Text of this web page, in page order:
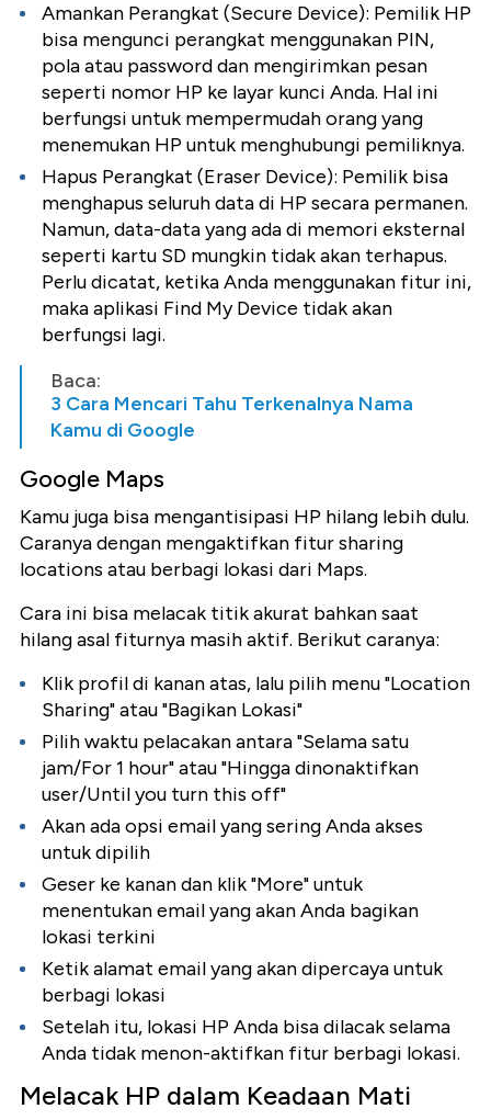
Amankan Perangkat (Secure Device): Pemilik HP
bisa mengunci perangkat menggunakan PIN,
pola atau password dan mengirimkan pesan
seperti nomor HP ke layar kunci Anda. Hal ini
berfungsi untuk mempermudah orang yang
menemukan HP untuk menghubungi pemiliknya.
Hapus Perangkat (Eraser Device): Pemilik bisa
menghapus seluruh data di HP secara permanen.
Namun, data-data yang ada di memori eksternal
seperti kartu SD mungkin tidak akan terhapus.
Perlu dicatat, ketika Anda menggunakan fitur ini,
maka aplikasi Find My Device tidak akan
berfungsi lagi.
Baca:
3 Cara Mencari Tahu Terkenalnya Nama
Kamu di Google
Google Maps
Kamu juga bisa mengantisipasi HP hilang lebih dulu.
Caranya dengan mengaktifkan fitur sharing
locations atau berbagi lokasi dari Maps.
Cara ini bisa melacak titik akurat bahkan saat
hilang asal fiturnya masih aktif. Berikut caranya:
Klik profil di kanan atas, lalu pilih menu "Location
Sharing" atau "Bagikan Lokasi"
Pilih waktu pelacakan antara "Selama satu
jam/For 1 hour" atau "Hingga dinonaktifkan
user/Until you turn this off"
Akan ada opsi email yang sering Anda akses
untuk dipilih
Geser ke kanan dan klik "More" untuk
menentukan email yang akan Anda bagikan
lokasi terkini
Ketik alamat email yang akan dipercaya untuk
berbagi lokasi
Setelah itu, lokasi HP Anda bisa dilacak selama
Anda tidak menon-aktifkan fitur berbagi lokasi.
Melacak HP dalam Keadaan Mati